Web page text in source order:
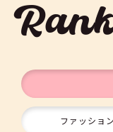
ファッション